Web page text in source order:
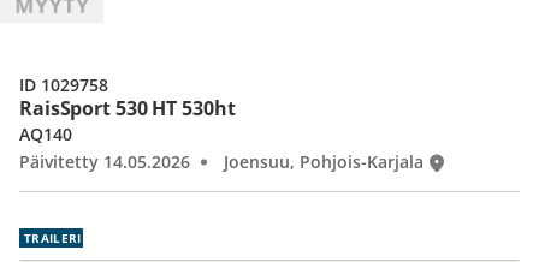
RaisSport 530 HT 530ht
AQ140
Päivitetty 14.05.2026
Joensuu, Pohjois-Karjala
ID 1029758
TRAILERI